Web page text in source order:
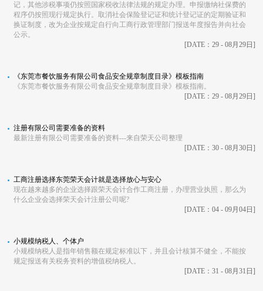
记，其他涉税事项仍按照国家税收法律法规的规定办理。申报缴纳社保费的
程序仍按照现行规定执行。取消社会保险登记证和统计登记证的定期验证和
换证制度，改为企业按规定自行向工商行政管理部门报送年度报告并向社会
公示。
[DATE：29 - 08月29日]
《东莞市餐饮服务有限公司食品安全规章制度目录》模板指南
《东莞市餐饮服务有限公司食品安全规章制度目录》模板指南。
[DATE：29 - 08月29日]
注册有限公司需要准备的资料
最新注册有限公司需要准备的资料---来自荣天公司整理
[DATE：30 - 08月30日]
工商注册选择东莞荣天会计就是选择放心与安心
现在越来越多的企业选择跟荣天会计合作工商注册，办理营业执照，那么为
什么企业会选择荣天会计注册公司呢?
[DATE：04 - 09月04日]
小规模纳税人、个体户
小规模纳税人是指年销售额在规定标准以下，并且会计核算不健全，不能按
规定报送有关税务资料的增值税纳税人。
[DATE：31 - 08月31日]